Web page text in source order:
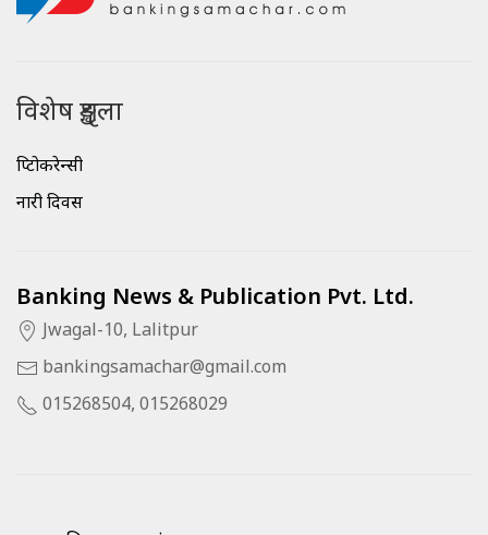
विशेष शृङ्खला
क्रिप्टोकरेन्सी
नारी दिवस
Banking News & Publication Pvt. Ltd.
Jwagal-10, Lalitpur
bankingsamachar@gmail.com
015268504, 015268029